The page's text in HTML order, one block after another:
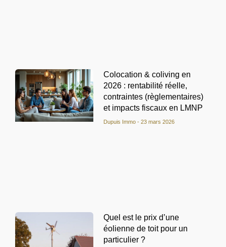
Colocation & coliving en
2026 : rentabilité réelle,
contraintes (règlementaires)
et impacts fiscaux en LMNP
Dupuis Immo 23 mars 2026
Quel est le prix d’une
éolienne de toit pour un
particulier ?